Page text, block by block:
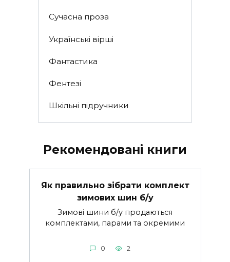
Сучасна проза
Українські вірші
Фантастика
Фентезі
Шкільні підручники
Рекомендовані книги
Як правильно зібрати комплект
зимових шин б/у
Зимові шини б/у продаються
комплектами, парами та окремими
0 2